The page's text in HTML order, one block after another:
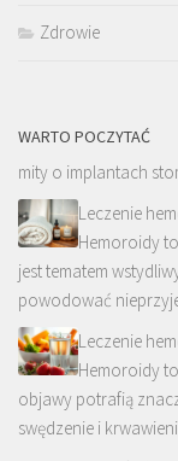
Zdrowie
WARTO POCZYTAĆ
mity o implantach
Leczenie
Hemoroidy
jest tematem
powodować
Leczenie
Hemoroidy
objawy potrafią
swędzenie i